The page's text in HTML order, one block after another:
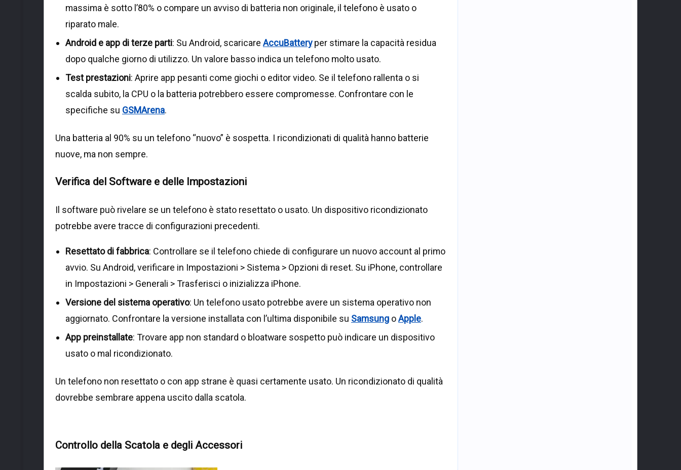
massima è sotto l’80% o compare un avviso di batteria non originale, il telefono è usato o
riparato male.
Android e app di terze parti: Su Android, scaricare AccuBatteryper stimare la capacità residua
dopo qualche giorno di utilizzo. Un valore basso indica un telefono molto usato.
Test prestazioni: Aprire app pesanti come giochi o editor video. Se il telefono rallenta o si
scalda subito, la CPU o la batteria potrebbero essere compromesse. Confrontare con le
specifiche su GSMArena.
Una batteria al 90% su un telefono “nuovo” è sospetta. I ricondizionati di qualità hanno batterie
nuove, ma non sempre.
Verifica del Software e delle Impostazioni
Il software può rivelare se un telefono è stato resettato o usato. Un dispositivo ricondizionato
potrebbe avere tracce di configurazioni precedenti.
Resettato di fabbrica: Controllare se il telefono chiede di configurare un nuovo account al primo
avvio. Su Android, verificare in Impostazioni > Sistema > Opzioni di reset. Su iPhone, controllare
in Impostazioni > Generali > Trasferisci o inizializza iPhone.
Versione del sistema operativo: Un telefono usato potrebbe avere un sistema operativo non
aggiornato. Confrontare la versione installata con l’ultima disponibile su Samsung oApple.
App preinstallate: Trovare app non standard o bloatware sospetto può indicare un dispositivo
usato o mal ricondizionato.
Un telefono non resettato o con app strane è quasi certamente usato. Un ricondizionato di qualità
dovrebbe sembrare appena uscito dalla scatola.
Controllo della Scatola e degli Accessori